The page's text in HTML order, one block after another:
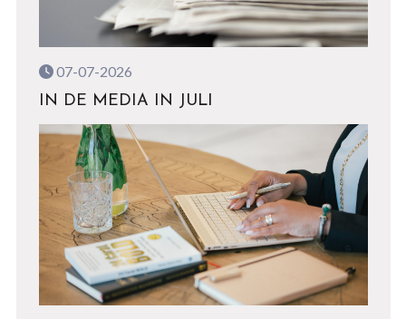
07-07-2026
IN DE MEDIA IN JULI